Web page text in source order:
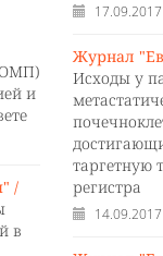
и
/
в
17.09.2017
Журнал
Исходы у
таргетную
регистра
14.09.2017